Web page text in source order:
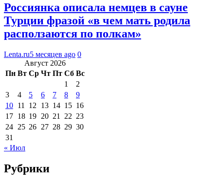
Россиянка описала немцев в сауне
Турции фразой «в чем мать родила
расползаются по полкам»
Lenta.ru5 месяцев ago 0
Август 2026
Пн Вт Ср Чт Пт Сб Вс
1
2
3
4 5 6 7 8
9
10 11 12 13 14 15 16
17 18 19 20 21 22 23
24 25 26 27 28 29 30
31
« Июл
Рубрики